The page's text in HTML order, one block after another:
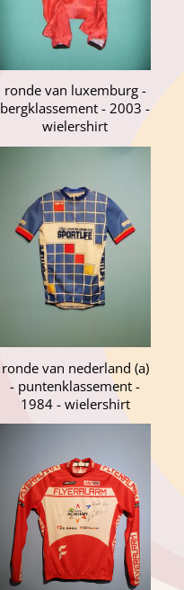
ronde van luxemburg -
bergklassement - 2003 -
wielershirt
ronde van nederland (a)
- puntenklassement -
1984 - wielershirt